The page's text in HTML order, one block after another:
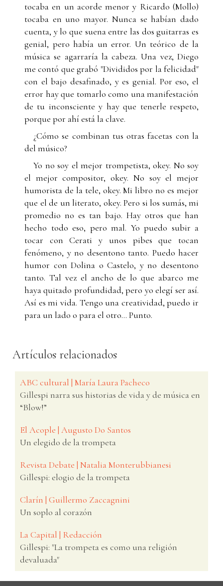
tocaba en un acorde menor y Ricardo (Mollo)
tocaba en uno mayor. Nunca se habían dado
cuenta, y lo que suena entre las dos guitarras es
genial, pero había un error. Un teórico de la
música se agarraría la cabeza. Una vez, Diego
me contó que grabó "Divididos por la felicidad"
con el bajo desafinado, y es genial. Por eso, el
error hay que tomarlo como una manifestación
de tu inconsciente y hay que tenerle respeto,
porque por ahí está la clave.
¿Cómo se combinan tus otras facetas con la
del músico?
Yo no soy el mejor trompetista, okey. No soy
el mejor compositor, okey. No soy el mejor
humorista de la tele, okey. Mi libro no es mejor
que el de un literato, okey. Pero si los sumás, mi
promedio no es tan bajo. Hay otros que han
hecho todo eso, pero mal. Yo puedo subir a
tocar con Cerati y unos pibes que tocan
fenómeno, y no desentono tanto. Puedo hacer
humor con Dolina o Castelo, y no desentono
tanto. Tal vez el ancho de lo que abarco me
haya quitado profundidad, pero yo elegí ser así.
Así es mi vida. Tengo una creatividad, puedo ir
para un lado o para el otro... Punto.
Artículos relacionados
ABC cultural | María Laura Pacheco
Gillespi narra sus historias de vida y de música en
“Blow!”
El Acople | Augusto Do Santos
Un elegido de la trompeta
Revista Debate | Natalia Monterubbianesi
Gillespi: elogio de la trompeta
Clarín | Guillermo Zaccagnini
Un soplo al corazón
La Capital | Redacción
Gillespi: "La trompeta es como una religión
devaluada"